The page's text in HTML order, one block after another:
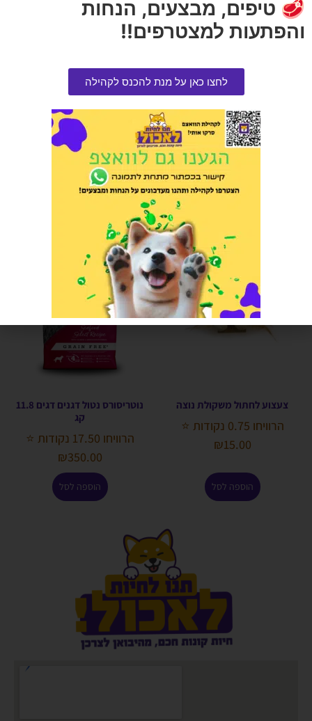
חטיף פרימיו לכלב רצועות ברווז
100 גרם בקופסה
₪19.00
פרימיו מעדן לחתול עם פורל
במרקם פטה 100 גרם בקופסה
הרוויחו 0.25 נקודות ⭐
5.00
צעצוע לחתול משקולת נוצה
הרוויחו 0.75 נקודות ⭐
₪15.00
הוספה לסל
נוטריסורס נטול דגנים דגים 11.8
קג
הרוויחו 17.50 נקודות ⭐
₪350.00
הוספה לסל
🥩 טיפים, מבצעים, הנחות
והפתעות למצטרפים!!
לחצו כאן על מנת להכנס לקהילה